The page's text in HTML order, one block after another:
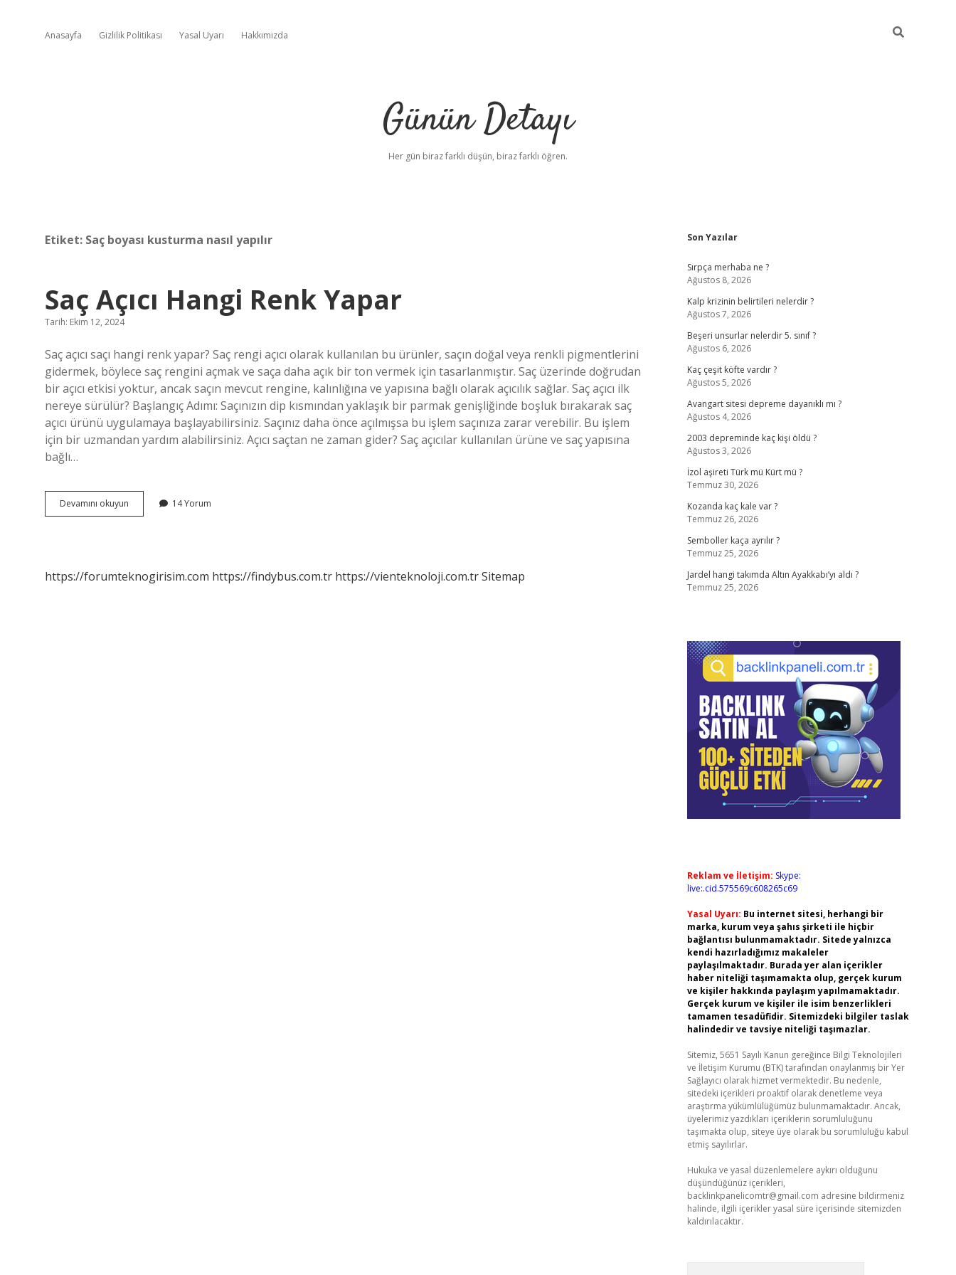
Anasayfa Gizlilik Politikası Yasal Uyarı Hakkımızda
Günün Detayı
Her gün biraz farklı düşün, biraz farklı öğren.
Etiket: Saç boyası kusturma nasıl yapılır
Saç Açıcı Hangi Renk Yapar
Tarih: Ekim 12, 2024
Saç açıcı saçı hangi renk yapar? Saç rengi açıcı olarak kullanılan bu ürünler, saçın doğal veya renkli pigmentlerini
gidermek, böylece saç rengini açmak ve saça daha açık bir ton vermek için tasarlanmıştır. Saç üzerinde doğrudan
bir açıcı etkisi yoktur, ancak saçın mevcut rengine, kalınlığına ve yapısına bağlı olarak açıcılık sağlar. Saç açıcı ilk
nereye sürülür? Başlangıç ​​Adımı: Saçınızın dip kısmından yaklaşık bir parmak genişliğinde boşluk bırakarak saç
açıcı ürünü uygulamaya başlayabilirsiniz. Saçınız daha önce açılmışsa bu işlem saçınıza zarar verebilir. Bu işlem
için bir uzmandan yardım alabilirsiniz. Açıcı saçtan ne zaman gider? Saç açıcılar kullanılan ürüne ve saç yapısına
bağlı…
Devamını okuyun
Açıcı
14 Yorum
https://forumteknogirisim.com https://findybus.com.tr https://vienteknoloji.com.trSitemap
Sidebar
Son Yazılar
Sırpça merhaba ne ?
Ağustos 8, 2026
Kalp krizinin belirtileri nelerdir ?
Ağustos 7, 2026
Beşeri unsurlar nelerdir 5. sınıf ?
Ağustos 6, 2026
Kaç çeşit köfte vardır ?
Ağustos 5, 2026
Avangart sitesi depreme dayanıklı mı ?
Ağustos 4, 2026
2003 depreminde kaç kişi öldü ?
Ağustos 3, 2026
İzol aşireti Türk mü Kürt mü ?
Temmuz 30, 2026
Kozanda kaç kale var ?
Temmuz 26, 2026
Semboller kaça ayrılır ?
Temmuz 25, 2026
Jardel hangi takımda Altın Ayakkabı’yı aldı ?
Temmuz 25, 2026
Reklam ve İletişim: Skype:
live:.cid.575569c608265c69
Yasal Uyarı: Bu internet sitesi, herhangi bir
marka, kurum veya şahıs şirketi ile hiçbir
bağlantısı bulunmamaktadır. Sitede yalnızca
kendi hazırladığımız makaleler
paylaşılmaktadır. Burada yer alan içerikler
haber niteliği taşımamakta olup, gerçek kurum
ve kişiler hakkında paylaşım yapılmamaktadır.
Gerçek kurum ve kişiler ile isim benzerlikleri
tamamen tesadüfidir. Sitemizdeki bilgiler taslak
halindedir ve tavsiye niteliği taşımazlar.
Sitemiz, 5651 Sayılı Kanun gereğince Bilgi Teknolojileri
ve İletişim Kurumu (BTK) tarafından onaylanmış bir Yer
Sağlayıcı olarak hizmet vermektedir. Bu nedenle,
sitedeki içerikleri proaktif olarak denetleme veya
araştırma yükümlülüğümüz bulunmamaktadır. Ancak,
üyelerimiz yazdıkları içeriklerin sorumluluğunu
taşımakta olup, siteye üye olarak bu sorumluluğu kabul
etmiş sayılırlar.
Hukuka ve yasal düzenlemelere aykırı olduğunu
düşündüğünüz içerikleri,
backlinkpanelicomtr@gmail.com adresine bildirmeniz
halinde, ilgili içerikler yasal süre içerisinde sitemizden
kaldırılacaktır.